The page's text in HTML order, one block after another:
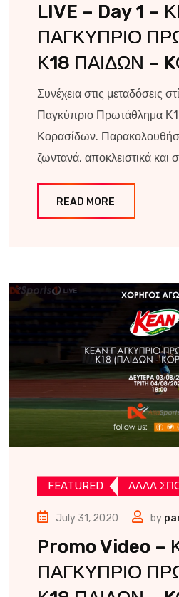
LIVE – Day 1 –
ΠΑΓΚΥΠΡΙΟ
Κ18 ΠΑΙΔΩΝ –
Συνέχεια στις μεταδόσεις
Παγκύπριο Πρωτάθλημα
Κορασίδων.
ζωντανά, αποκλειστικά και
READ MORE
FEATURED ΑΛΛΑ
July 31, 2020 by
Promo Video –
ΠΑΓΚΥΠΡΙΟ